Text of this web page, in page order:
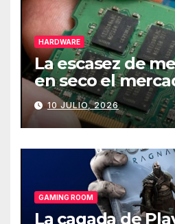
HARDWARE
La escasez de
en seco el
de PCs
10 JULIO, 2026
GAMING ROOM
La cagada de